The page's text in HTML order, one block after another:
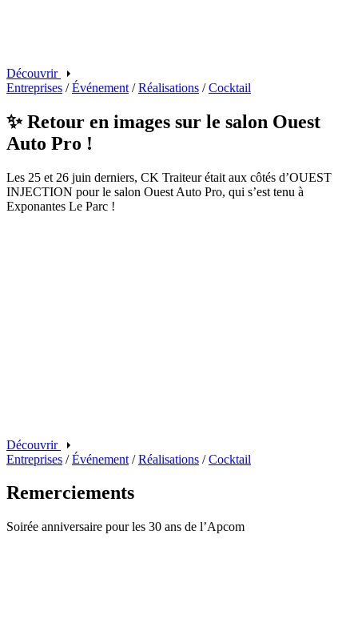
Découvrir
Entreprises /Événement /Réalisations /Cocktail
✨ Retour en images sur le salon Ouest
Auto Pro !
Les 25 et 26 juin derniers, CK Traiteur était aux côtés d’OUEST
INJECTION pour le salon Ouest Auto Pro, qui s’est tenu à
Exponantes Le Parc !
Découvrir
Entreprises /Événement /Réalisations /Cocktail
Remerciements
Soirée anniversaire pour les 30 ans de l’Apcom